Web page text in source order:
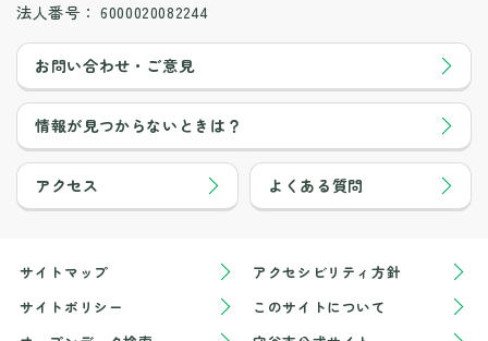
法人番号： 6000020082244
お問い合わせ・ご意見
情報が見つからないときは？
アクセス よくある質問
サイトマップ
アクセシビリティ方針
サイトポリシー
このサイトについて